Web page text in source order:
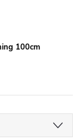
100cm